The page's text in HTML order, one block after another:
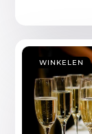
WINKELEN